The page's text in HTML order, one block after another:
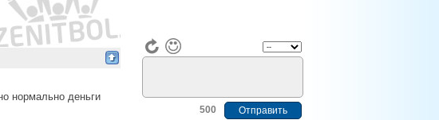
500
нормально деньги